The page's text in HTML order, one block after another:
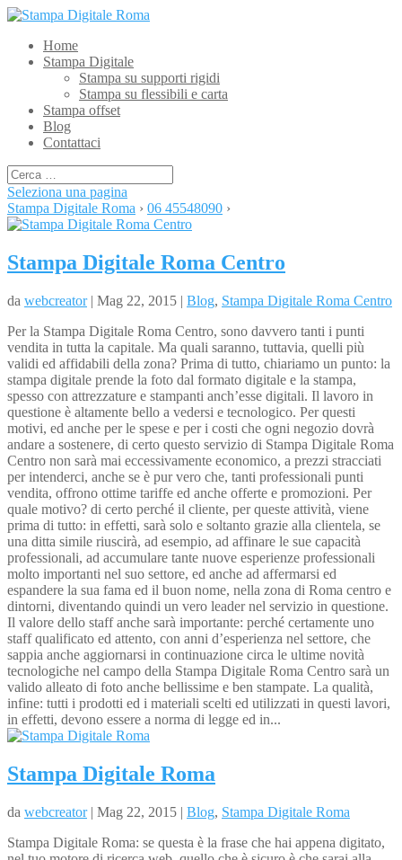
Home
Stampa Digitale
Stampa su supporti rigidi
Stampa su flessibili e carta
Stampa offset
Blog
Contattaci
Seleziona una pagina
Stampa Digitale Roma › 06 45548090 ›
Stampa Digitale Roma Centro
da webcreator| Mag 22, 2015 | Blog, Stampa Digitale Roma Centro
Per la Stampa Digitale Roma Centro, sono davvero tanti i punti
vendita in tutta la capitale. Ma quali saranno, tuttavia, quelli più
validi ed affidabili della zona? Prima di tutto, chiariamo un punto: la
stampa digitale prende la foto dal formato digitale e la stampa,
spesso con attrezzature e stampanti anch’esse digitali. Il lavoro in
questione è altamente bello a vedersi e tecnologico. Per questi
motivi, ed anche per le spese e per i costi che ogni negozio dovrà
andare a sostenere, di certo questo servizio di Stampa Digitale Roma
Centro non sarà mai eccessivamente economico, a prezzi stracciati
per intenderci, anche se è pur vero che, tanti professionali punti
vendita, offrono ottime tariffe ed anche offerte e promozioni. Per
quale motivo? di certo perché il cliente, per queste attività, viene
prima di tutto: in effetti, sarà solo e soltanto grazie alla clientela, se
una ditta simile riuscirà, ad esempio, ad affinare le sue capacità
professionali, ad accumulare tante nuove esperienze professionali
molto importanti nel suo settore, ed anche ad affermarsi ed
espandere la sua fama ed il buon nome, nella zona di Roma centro e
dintorni, diventando quindi un vero leader nel servizio in questione.
Il valore dello staff anche sarà importante: perché certamente uno
staff qualificato ed attento, con anni d’esperienza nel settore, che
sappia anche aggiornarsi in continuazione circa le ultime novità
tecnologiche nel campo della Stampa Digitale Roma Centro sarà un
valido alleato di foto anche bellissime e ben stampate. La qualità,
infine: tutti i prodotti ed i materiali scelti ed utilizzati in questi lavori,
in effetti, devono essere a norma di legge ed in...
Stampa Digitale Roma
da webcreator| Mag 22, 2015 | Blog, Stampa Digitale Roma
Stampa Digitale Roma: se questa è la frase che hai appena digitato,